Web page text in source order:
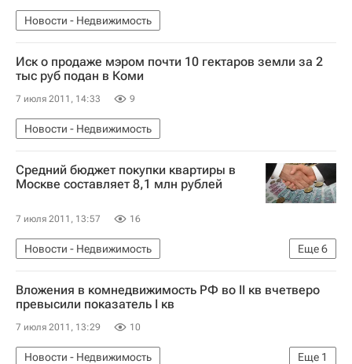
Новости - Недвижимость
Иск о продаже мэром почти 10 гектаров земли за 2
тыс руб подан в Коми
7 июля 2011, 14:33 9
Новости - Недвижимость
Средний бюджет покупки квартиры в
Москве составляет 8,1 млн рублей
7 июля 2011, 13:57 16
Еще6
Новости - Недвижимость
Рост цен на жилье в России
Москва
Цены
Вторичное жилье
Жилье Россия
Вложения в комнедвижимость РФ во II кв вчетверо
превысили показатель I кв
7 июля 2011, 13:29 10
Еще 1
Новости - Недвижимость